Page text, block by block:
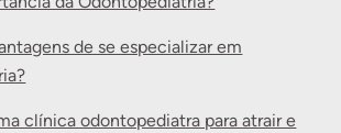
de se especializar em
clínica odontopediatra para atrair e